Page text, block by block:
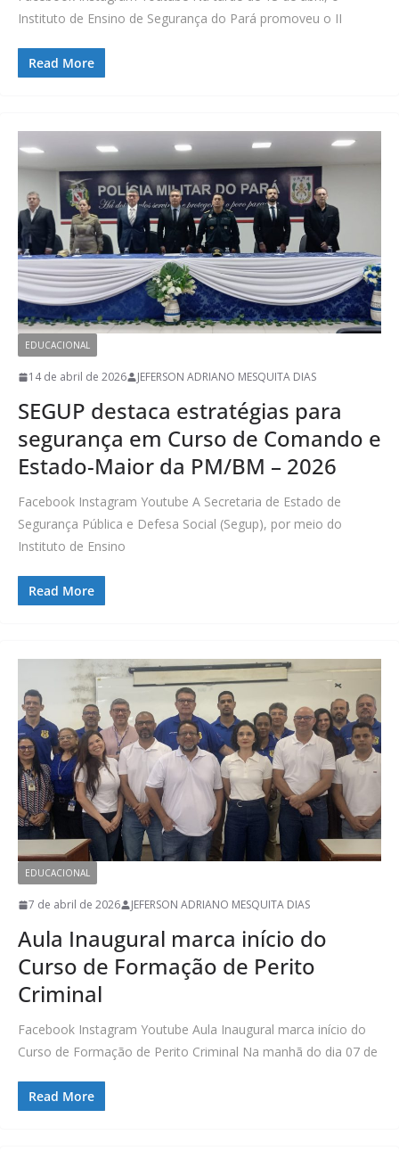
Instituto de Ensino de Segurança do Pará promoveu o II
Read More
EDUCACIONAL
14 de abril de 2026 JEFERSON ADRIANO MESQUITA DIAS
SEGUP destaca estratégias para
segurança em Curso de Comando e
Estado-Maior da PM/BM – 2026
Facebook Instagram Youtube A Secretaria de Estado de
Segurança Pública e Defesa Social (Segup), por meio do
Instituto de Ensino
Read More
EDUCACIONAL
7 de abril de 2026 JEFERSON ADRIANO MESQUITA DIAS
Aula Inaugural marca início do
Curso de Formação de Perito
Criminal
Facebook Instagram Youtube Aula Inaugural marca início do
Curso de Formação de Perito Criminal Na manhã do dia 07 de
Read More